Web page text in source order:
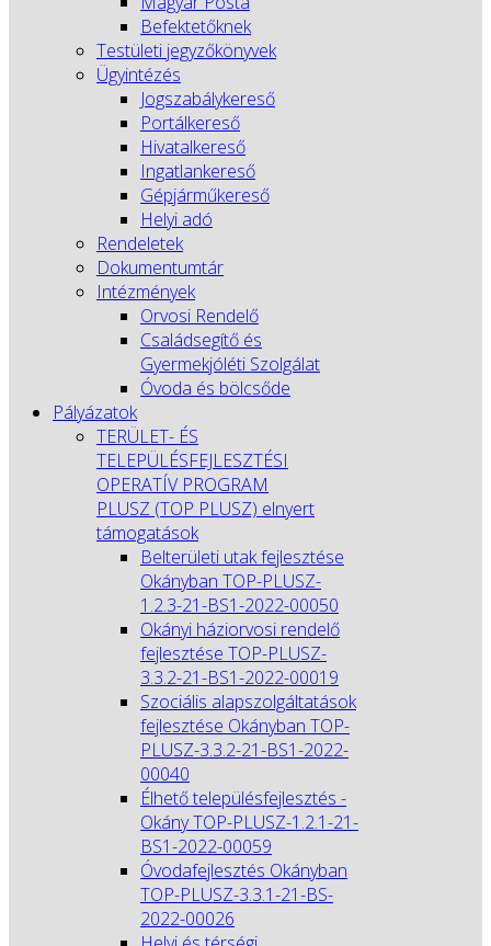
Befektetőknek
Testületi jegyzőkönyvek
Ügyintézés
Jogszabálykereső
Portálkereső
Hivatalkereső
Ingatlankereső
Gépjárműkereső
Helyi adó
Rendeletek
Dokumentumtár
Intézmények
Orvosi Rendelő
Családsegítő és
Gyermekjóléti Szolgálat
Óvoda és bölcsőde
Pályázatok
TERÜLET- ÉS
TELEPÜLÉSFEJLESZTÉSI
OPERATÍV PROGRAM
PLUSZ (TOP PLUSZ) elnyert
támogatások
Belterületi utak fejlesztése
Okányban TOP-PLUSZ-
1.2.3-21-BS1-2022-00050
Okányi háziorvosi rendelő
fejlesztése TOP-PLUSZ-
3.3.2-21-BS1-2022-00019
Szociális alapszolgáltatások
fejlesztése Okányban TOP-
PLUSZ-3.3.2-21-BS1-2022-
00040
Élhető településfejlesztés -
Okány TOP-PLUSZ-1.2.1-21-
BS1-2022-00059
Óvodafejlesztés Okányban
TOP-PLUSZ-3.3.1-21-BS-
2022-00026